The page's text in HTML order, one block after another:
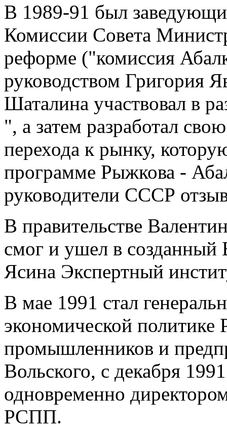
В 1989-91 был
Комиссии Совета
реформе ("комиссия
руководством Григория
Шаталина участвовал в
", а затем разработал
перехода к рынку,
программе Рыжкова -
руководители СССР
В правительстве
смог и ушел в созданный
Ясина Экспертный
В мае 1991 стал
экономической политике
промышленников и
Вольского, с декабря
одновременно
РСПП.